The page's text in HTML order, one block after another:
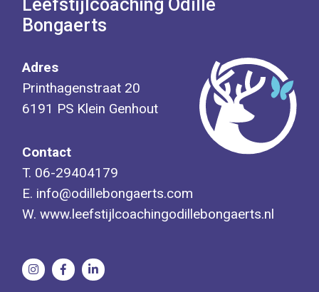
Leefstijlcoaching Odille
Bongaerts
Adres
Printhagenstraat 20
6191 PS Klein Genhout
Contact
T. 06-29404179
E. info@odillebongaerts.com
W.www.leefstijlcoachingodillebongaerts.nl